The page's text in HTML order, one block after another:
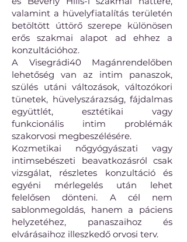
valamint a hüvelyfiatalítás területén
betöltött úttörő szerepe különösen
erős szakmai alapot ad ehhez a
konzultációhoz.
A Visegrádi40 Magánrendelőben
lehetőség van az intim panaszok,
szülés utáni változások, változókori
tünetek, hüvelyszárazság, fájdalmas
együttlét, esztétikai vagy
funkcionális intim problémák
szakorvosi megbeszélésére.
Kozmetikai nőgyógyászati vagy
intimsebészeti beavatkozásról csak
vizsgálat, részletes konzultáció és
egyéni mérlegelés után lehet
felelősen dönteni. A cél nem
sablonmegoldás, hanem a páciens
helyzetéhez, panaszaihoz és
elvárásaihoz illeszkedő orvosi terv.